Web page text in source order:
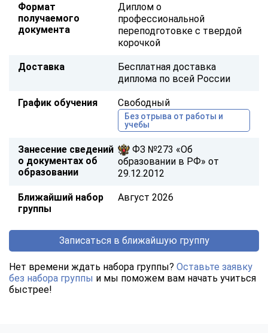
Формат
получаемого
документа
Диплом о
профессиональной
переподготовке с твердой
корочкой
Доставка
Бесплатная доставка
диплома по всей России
График обучения Свободный
Без отрыва от работы и
учебы
Занесение сведений
о документах об
образовании
ФЗ №273 «Об
образовании в РФ» от
29.12.2012
Ближайший набор
группы
Август 2026
Записаться в ближайшую группу
Нет времени ждать набора группы? Оставьте заявку
без набора группы и мы поможем вам начать учиться
быстрее!